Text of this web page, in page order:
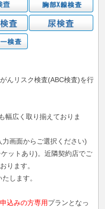
んリスク検査(ABC検査)を行
幅広く取り揃えておりま
画面からご選択ください)
ットあり)。近隣契約店でご
ります。
します。
込みの方専用プランとなっ